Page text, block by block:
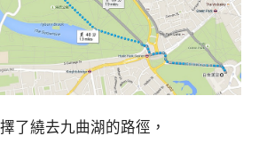
了繞去九曲湖的路徑，